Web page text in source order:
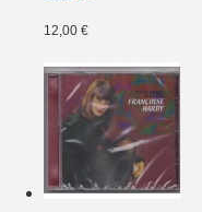
12,00 €